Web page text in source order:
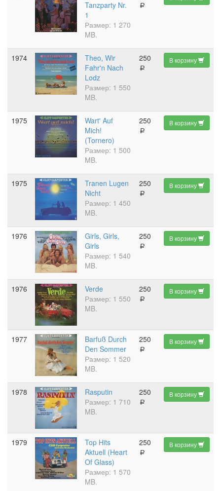
Tanzparty Nr.
1
Размер: 1 270
MB.
a
1974
Theo, Wir
Fahr'n Nach
Lodz
Размер: 1 550
MB.
250
a
В корзину
1975
Wart' Auf
Mich!
(Tornero)
Размер: 1 500
MB.
250
a
В корзину
1975
Tranen Lugen
Nicht
Размер: 1 450
MB.
250
a
В корзину
1976
Girls, Girls,
Girls
Размер: 1 540
MB.
250
a
В корзину
1976
Verde
Размер: 1 550
MB.
250
a
В корзину
1977
Barfuß Durch
Den Sommer
Размер: 1 520
MB.
250
a
В корзину
1978
Rasputin
Размер: 1 710
MB.
250
a
В корзину
1979
Top Hits
Aktuell (Heart
Of Glass)
Размер: 1 570
MB.
250
a
В корзину